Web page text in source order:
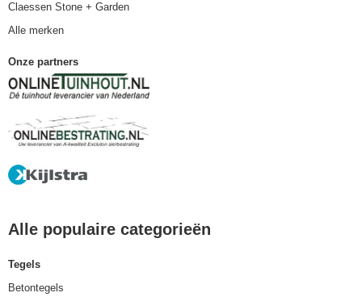
Claessen Stone + Garden
Alle merken
Onze partners
Alle populaire categorieën
Tegels
Betontegels